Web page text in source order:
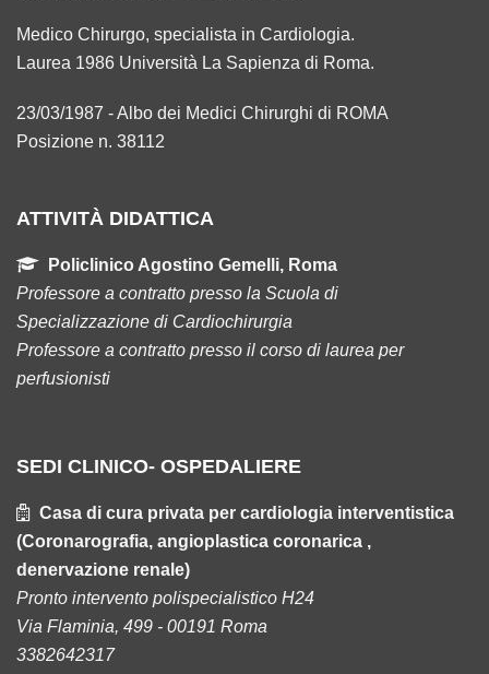
Medico Chirurgo, specialista in Cardiologia.
Laurea 1986 Università La Sapienza di Roma.
23/03/1987 - Albo dei Medici Chirurghi di ROMA
Posizione n. 38112
ATTIVITÀ DIDATTICA
Policlinico Agostino Gemelli, Roma
Professore a contratto presso la Scuola di
Specializzazione di Cardiochirurgia
Professore a contratto presso il corso di laurea per
perfusionisti
SEDI CLINICO- OSPEDALIERE
Casa di cura privata per cardiologia interventistica
(Coronarografia, angioplastica coronarica ,
denervazione renale)
Pronto intervento polispecialistico H24
Via Flaminia, 499 - 00191 Roma
3382642317